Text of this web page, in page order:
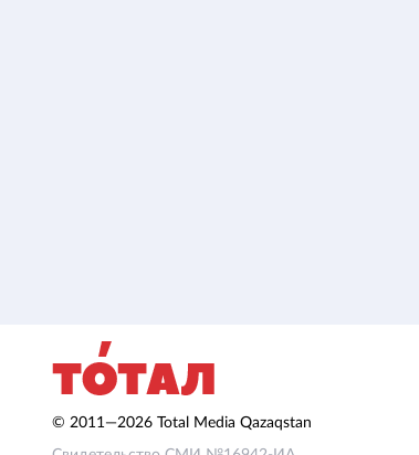
© 2011—2026 Total Media Qazaqstan